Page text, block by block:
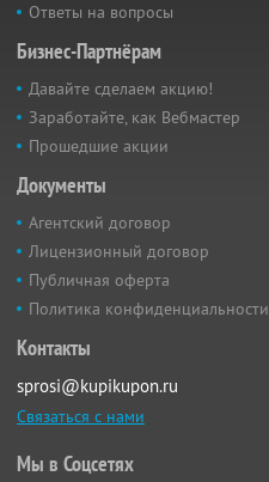
Ответы на вопросы
Бизнес-Партнёрам
Давайте сделаем акцию!
Заработайте, как Вебмастер
Прошедшие акции
Документы
Агентский договор
Лицензионный договор
Публичная оферта
Политика конфиденциальности
Контакты
sprosi@kupikupon.ru
Связаться с нами
Мы в Соцсетях